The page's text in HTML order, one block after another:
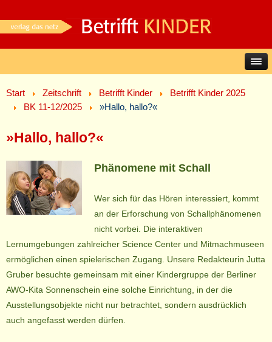
Start Zeitschrift Betrifft Kinder
Betrifft Kinder 2025
BK 11-12/2025
»Hallo, hallo?«
»Hallo, hallo?«
Phänomene mit Schall
Wer sich für das Hören interessiert, kommt
an der Erforschung von Schallphänomenen
nicht vorbei. Die interaktiven
Lernumgebungen zahlreicher Science Center und Mitmachmuseen
ermöglichen einen spielerischen Zugang. Unsere Redakteurin Jutta
Gruber besuchte gemeinsam mit einer Kindergruppe der Berliner
AWO-Kita Sonnenschein eine solche Einrichtung, in der die
Ausstellungsobjekte nicht nur betrachtet, sondern ausdrücklich
auch angefasst werden dürfen.